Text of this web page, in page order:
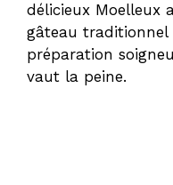
délicieux Moelleux
gâteau traditionnel
préparation
vaut la peine.